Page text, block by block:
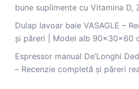
bune suplimente cu Vitamina D,
Dulap lavoar baie VASAGLE –
și păreri | Model alb 90x30x60
Espressor manual De’Longhi
– Recenzie completă și păreri